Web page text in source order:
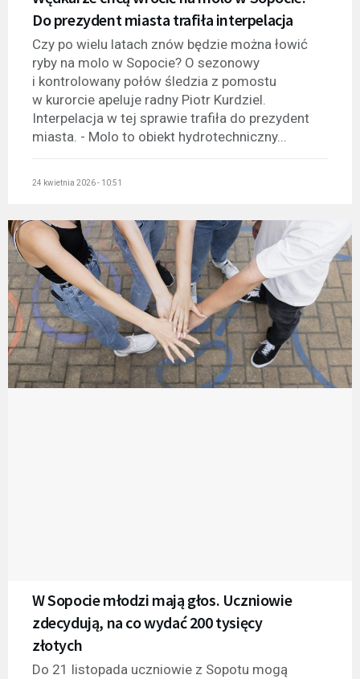
Do prezydent miasta trafiła interpelacja
Czy po wielu latach znów będzie można łowić
ryby na molo w Sopocie? O sezonowy
i kontrolowany połów śledzia z pomostu
w kurorcie apeluje radny Piotr Kurdziel.
Interpelacja w tej sprawie trafiła do prezydent
miasta. - Molo to obiekt hydrotechniczny...
24 kwietnia 2026 - 10:51
W Sopocie młodzi mają głos. Uczniowie
zdecydują, na co wydać 200 tysięcy
złotych
Do 21 listopada uczniowie z Sopotu mogą